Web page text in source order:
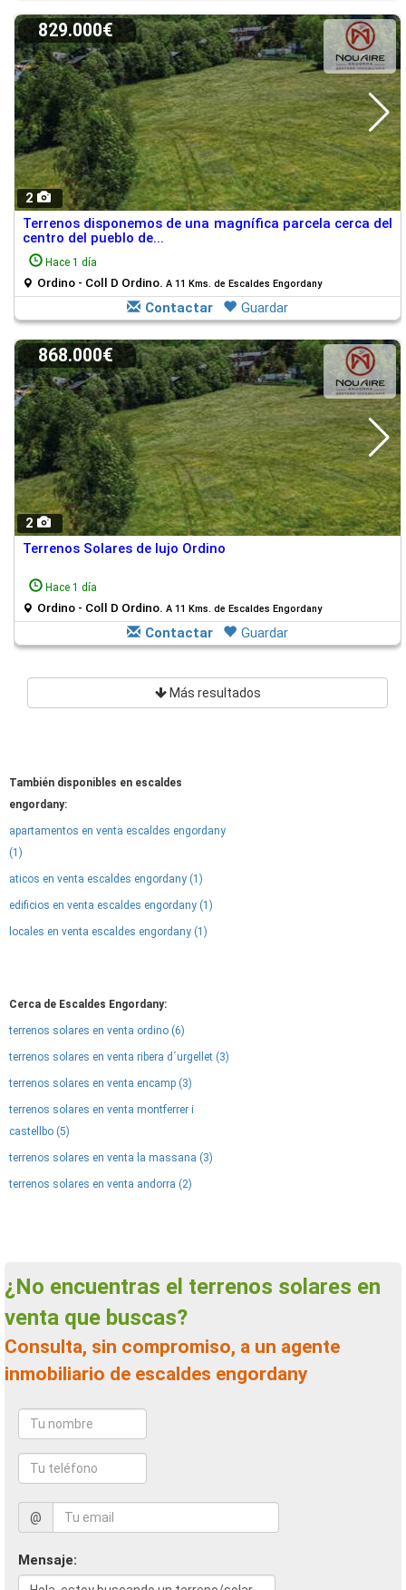
2
829.000€
Terrenos disponemos de una magnífica parcela cerca del
centro del pueblo de...
Hace 1 día
Ordino - Coll D Ordino. A 11 Kms. de Escaldes Engordany
Contactar Guardar
2
868.000€
Terrenos Solares de lujo Ordino
Hace 1 día
Ordino - Coll D Ordino. A 11 Kms. de Escaldes Engordany
Contactar Guardar
Más resultados
También disponibles en escaldes
engordany:
apartamentos en venta escaldes engordany
(1)
aticos en venta escaldes engordany (1)
edificios en venta escaldes engordany (1)
locales en venta escaldes engordany (1)
Cerca de Escaldes Engordany:
terrenos solares en venta ordino (6)
terrenos solares en venta ribera d´urgellet (3)
terrenos solares en venta encamp (3)
terrenos solares en venta montferrer i
castellbo (5)
terrenos solares en venta la massana (3)
terrenos solares en venta andorra (2)
¿No encuentras el terrenos solares en
venta que buscas?
Consulta, sin compromiso, a un agente
inmobiliario de escaldes engordany
@
Mensaje: